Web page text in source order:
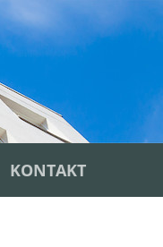
KONTAKT